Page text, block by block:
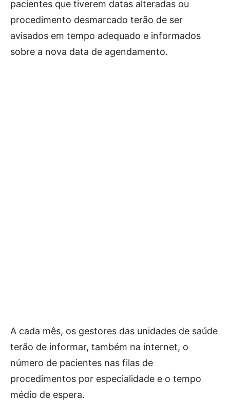
pacientes que tiverem datas alteradas ou
procedimento desmarcado terão de ser
avisados em tempo adequado e informados
sobre a nova data de agendamento.
A cada mês, os gestores das unidades de saúde
terão de informar, também na internet, o
número de pacientes nas filas de
procedimentos por especialidade e o tempo
médio de espera.